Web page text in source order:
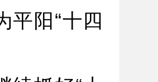
平阳“十四